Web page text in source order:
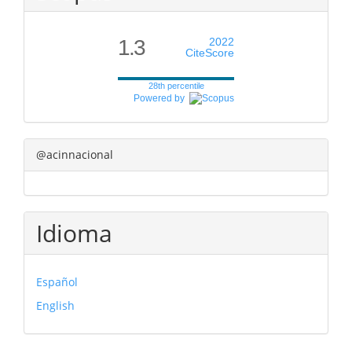
1.3
2022
CiteScore
28th percentile
Powered by
@acinnacional
Idioma
Español
English